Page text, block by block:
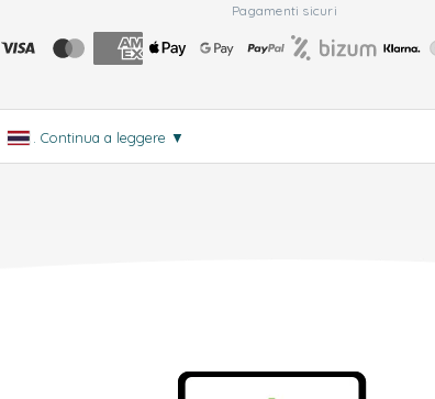
Pagamenti sicuri
Continua a leggere ▼